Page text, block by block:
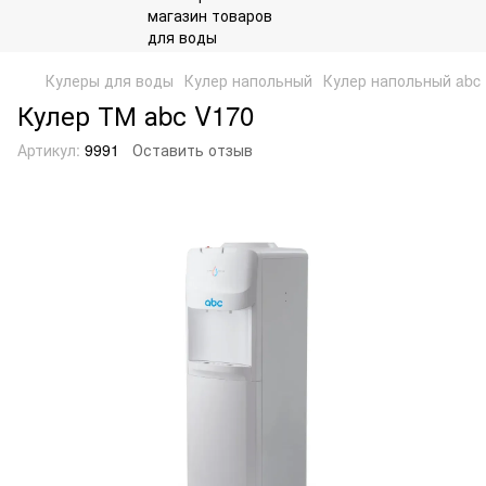
Кулеры для воды Кулер напольный Кулер напольный abc
Кулер ТМ аbс V170
Артикул: 9991 Оставить отзыв